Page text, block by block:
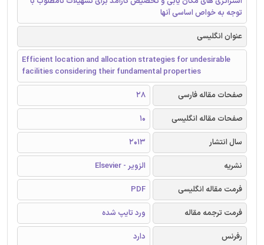
توجه به خواص اساسی آنها
عنوان انگلیسی
Efficient location and allocation strategies for undesirable
facilities considering their fundamental properties
صفحات مقاله فارسی
28
صفحات مقاله انگلیسی
10
سال انتشار
2013
نشریه
الزویر - Elsevier
فرمت مقاله انگلیسی
PDF
فرمت ترجمه مقاله
ورد تایپ شده
رفرنس
دارد